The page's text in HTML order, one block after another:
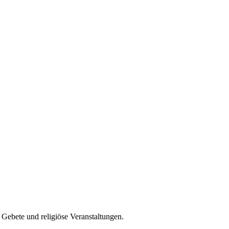
und religiöse Veranstaltungen.